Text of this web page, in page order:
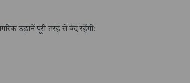
उड़ानें पूरी तरह से बंद रहेंगी: